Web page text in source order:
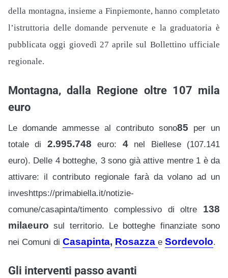
della montagna, insieme a Finpiemonte, hanno completato
l’istruttoria delle domande pervenute e la graduatoria è
pubblicata oggi giovedì 27 aprile sul Bollettino ufficiale
regionale.
Montagna, dalla Regione oltre 107 mila
euro
Le domande ammesse al contributo sono85 per un
totale di 2.995.748 euro: 4nel Biellese (107.141
euro). Delle 4 botteghe, 3 sono già attive mentre 1 è da
attivare: il contributo regionale farà da volano ad un
inveshttps://primabiella.it/notizie-
comune/casapinta/timento complessivo di oltre 138
milaeuro sul territorio. Le botteghe finanziate sono
nei Comuni di Casapinta, Rosazza e Sordevolo.
Gli interventi passo avanti